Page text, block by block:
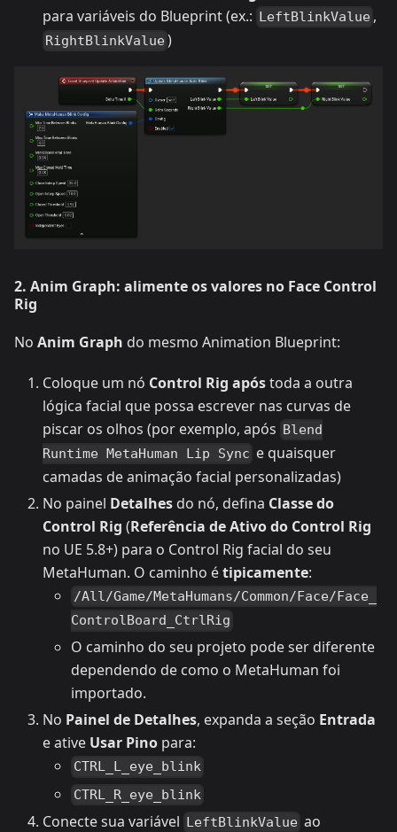
para variáveis do Blueprint (ex.: LeftBlinkValue ,
RightBlinkValue )
2. Anim Graph: alimente os valores no Face Control
Rig
No Anim Graph do mesmo Animation Blueprint:
Coloque um nó Control Rig apóstoda a outra
lógica facial que possa escrever nas curvas de
piscar os olhos (por exemplo, após Blend
Runtime MetaHuman Lip Sync e quaisquer
camadas de animação facial personalizadas)
No painel Detalhes do nó, defina Classe do
Control Rig (Referência de Ativo do Control Rig
no UE 5.8+) para o Control Rig facial do seu
MetaHuman. O caminho étipicamente:
/All/Game/MetaHumans/Common/Face/Face_
ControlBoard_CtrlRig
O caminho do seu projeto pode ser diferente
dependendo de como o MetaHuman foi
importado.
No Painel de Detalhes, expanda a seção Entrada
e ative Usar Pino para:
CTRL_L_eye_blink
CTRL_R_eye_blink
Conecte sua variável LeftBlinkValue ao